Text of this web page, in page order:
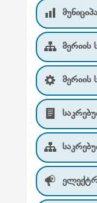
მერიის
მერიის